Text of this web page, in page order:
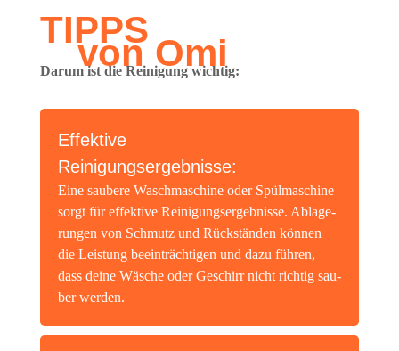
TIPPS
von Omi
Dar­um ist die Rei­ni­gung wichtig:
Effek­ti­ve
Reinigungsergebnisse:
Eine sau­be­re Wasch­ma­schi­ne oder Spül­ma­schi­ne
sorgt für effek­ti­ve Rei­ni­gungs­er­geb­nis­se. Abla­ge­
run­gen von Schmutz und Rück­stän­den kön­nen
die Leis­tung beein­träch­ti­gen und dazu füh­ren,
dass dei­ne Wäsche oder Geschirr nicht rich­tig sau­
ber werden.